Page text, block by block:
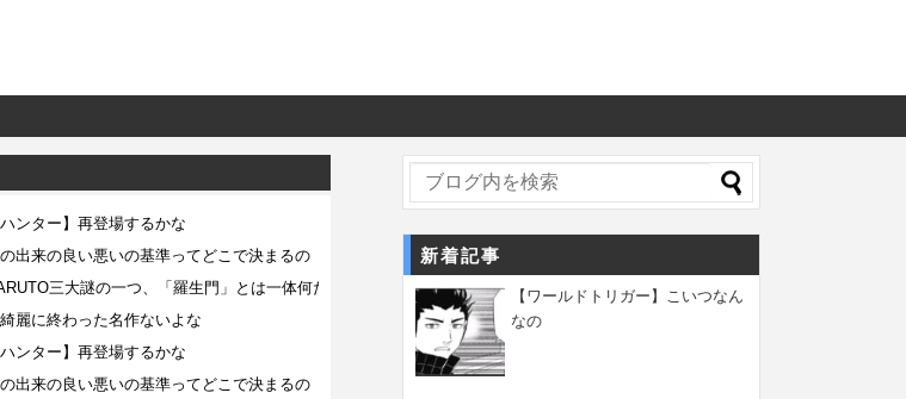
新着記事
【ワールドトリガー】こいつなん
なの